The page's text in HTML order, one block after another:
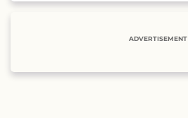
ADVERTISEMENT